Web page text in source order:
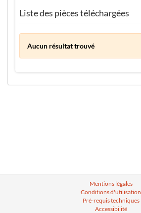
Liste des pièces téléchargées
Aucun résultat trouvé
Mentions légales
Conditions d'utilisation
Pré-requis techniques
Accessibilité